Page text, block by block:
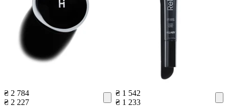
₴ 2 784
₴ 2 227
₴ 1 542
₴ 1 233